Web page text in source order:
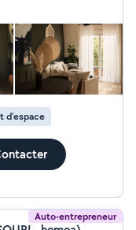
la
rayure_verte
d'espace
Auto-entrepreneur